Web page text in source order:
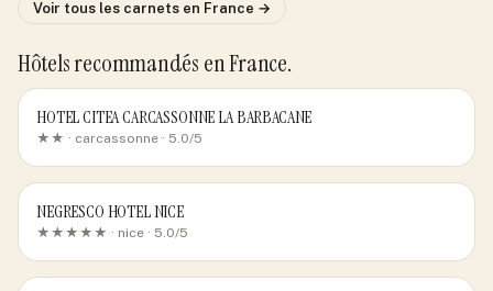
Voir tous les carnets en France →
Hôtels recommandés en France.
HOTEL CITEA CARCASSONNE LA BARBACANE
★★ · carcassonne · 5.0/5
NEGRESCO HOTEL NICE
★★★★★ · nice · 5.0/5